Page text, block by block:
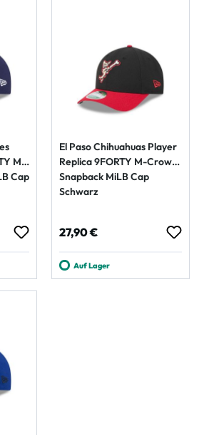
M-
Cap
El Paso Chihuahuas Player
Replica 9FORTY M-Crown
Snapback MiLB Cap
Schwarz
Regulärer Preis:
27,90 €
Auf Lager